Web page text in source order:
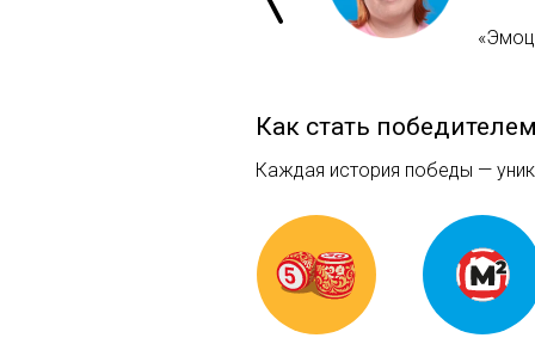
Как стать
Каждая история победы —